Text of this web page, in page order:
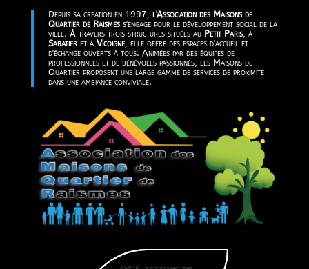
Depuis sa création en 1997, l'Association des Maisons de
Quartier de Raismes s'engage pour le développement social de la
ville. À travers trois structures situées au Petit Paris, à
Sabatier et à Vicoigne, elle offre des espaces d'accueil et
d'échange ouverts à tous. Animées par des équipes de
professionnels et de bénévoles passionnés, les Maisons de
Quartier proposent une large gamme de services de proximité
dans une ambiance conviviale.